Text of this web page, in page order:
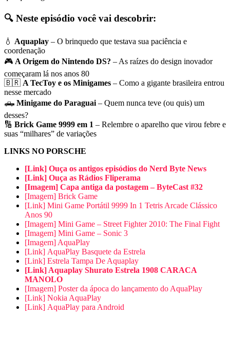
🔍 Neste episódio você vai descobrir:
💧 Aquaplay – O brinquedo que testava sua paciência e
coordenação
🎮 A Origem do Nintendo DS? – As raízes do design inovador
começaram lá nos anos 80
🇧🇷 A TecToy e os Minigames – Como a gigante brasileira entrou
nesse mercado
🛻 Minigame do Paraguai – Quem nunca teve (ou quis) um
desses?
🔢 Brick Game 9999 em 1 – Relembre o aparelho que virou febre e
suas “milhares” de variações
LINKS NO PORSCHE
[Link] Ouça os antigos episódios do Nerd Byte News
[Link] Ouça as Rádios Fliperama
[Imagem] Capa antiga da postagem – ByteCast #32
[Imagem] Brick Game
[Link] Mini Game Portátil 9999 In 1 Tetris Arcade Clássico
Anos 90
[Imagem] Mini Game – Street Fighter 2010: The Final Fight
[Imagem] Mini Game – Sonic 3
[Imagem] AquaPlay
[Link] AquaPlay Basquete da Estrela
[Link] Estrela Tampa De Aquaplay
[Link] Aquaplay Shurato Estrela 1908 CARACA
MANOLO
[Imagem] Poster da ápoca do lançamento do AquaPlay
[Link] Nokia AquaPlay
[Link] AquaPlay para Android